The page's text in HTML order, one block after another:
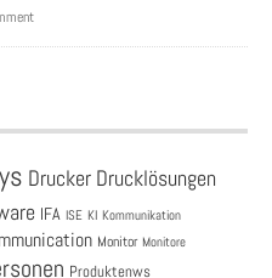
Drucker Drucklösungen
IFA ISE KI Kommunikation
Monitor Monitore
Produktenws